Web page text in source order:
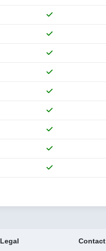
Legal Contact